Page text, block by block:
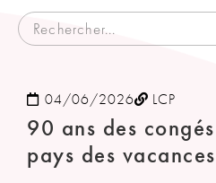
04/06/2026 LCP
90 ans des
pays des